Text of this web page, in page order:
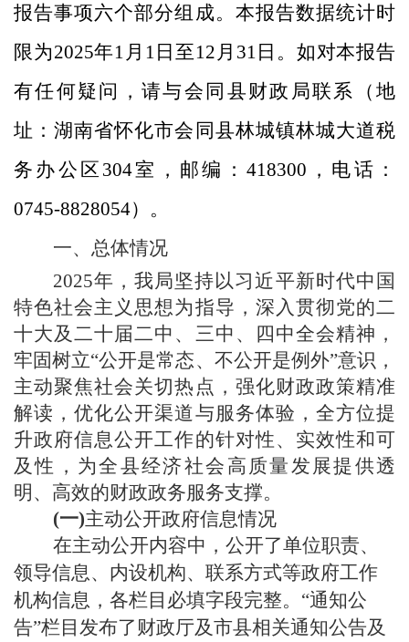
报告事项六个部分组成。本报告数据统计时
限为2025年1月1日至12月31日。如对本报告
有任何疑问，请与会同县财政局联系（地
址：湖南省怀化市会同县林城镇林城大道税
务办公区304室，邮编：418300，电话：
0745-8828054）。
一、 总体情况
2025年，我局坚持以习近平新时代中国
特色社会主义思想为指导，深入贯彻党的二
十大及二十届二中、三中、四中全会精神，
牢固树立“公开是常态、不公开是例外”意识，
主动聚焦社会关切热点，强化财政政策精准
解读，优化公开渠道与服务体验，全方位提
升政府信息公开工作的针对性、实效性和可
及性，为全县经济社会高质量发展提供透
明、高效的财政政务服务支撑。
(一)主动公开政府信息情况
在主动公开内容中，公开了单位职责、
领导信息、内设机构、 联系方式等政府工作
机构信息，各栏目必填字段完整。 “通知公
告”栏目发布了财政厅及市县相关通知公告及